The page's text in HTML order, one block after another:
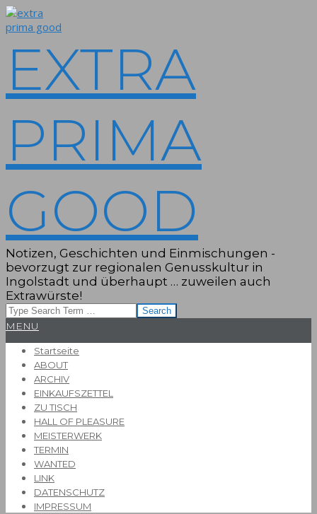
Skip
to
EXTRA
PRIMA
GOOD
Notizen, Geschichten und Einmischungen -
bevorzugt zur regionalen Genusskultur in
Ingolstadt und überhaupt … zuweilen auch
Extrawürste!
Search
Primary
Menu
MENU
Startseite
ABOUT
ARCHIV
EINKAUFSZETTEL
ZU TISCH
HALL OF PLEASURE
MEISTERWERK
TERMIN
WANTED
LINK
DATENSCHUTZ
IMPRESSUM